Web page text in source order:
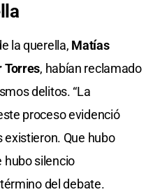
la querella, Matías
Torres, habían reclamado
delitos. “La
proceso evidenció
existieron. Que hubo
hubo silencio
del debate.